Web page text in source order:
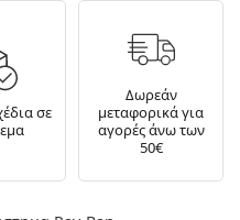
σε
Δωρεάν
μεταφορικά για
αγορές άνω των
50€